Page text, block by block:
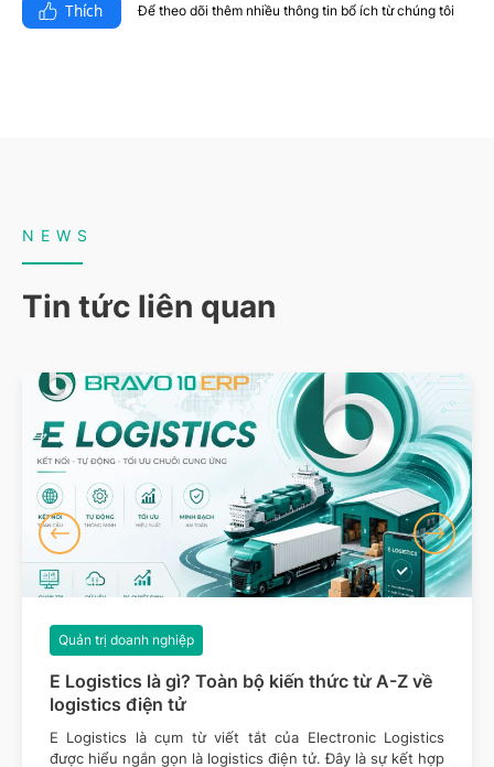
Thích Để theo dõi thêm nhiều thông tin bổ ích từ chúng tôi​
NEWS
Tin tức liên quan
E Logistics là gì? Toàn bộ kiến thức từ A-Z về
logistics điện tử
Quản trị doanh nghiệp
E Logistics là cụm từ viết tắt của Electronic Logistics
được hiểu ngắn gọn là logistics điện tử. Đây là sự kết hợp